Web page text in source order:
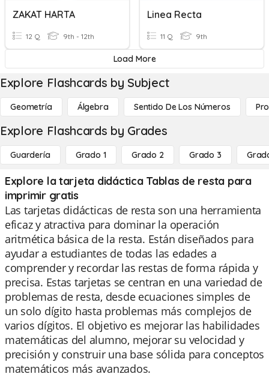
ZAKAT HARTA
12 Q 9th - 12th
Linea Recta
11 Q 9th
Load More
Explore Flashcards by Subject
Geometría Álgebra Sentido De Los Números
Explore Flashcards by Grades
Guardería Grado 1 Grado 2 Grado 3
Explore la tarjeta didáctica Tablas de resta para
imprimir gratis
Las tarjetas didácticas de resta son una herramienta
eficaz y atractiva para dominar la operación
aritmética básica de la resta. Están diseñados para
ayudar a estudiantes de todas las edades a
comprender y recordar las restas de forma rápida y
precisa. Estas tarjetas se centran en una variedad de
problemas de resta, desde ecuaciones simples de
un solo dígito hasta problemas más complejos de
varios dígitos. El objetivo es mejorar las habilidades
matemáticas del alumno, mejorar su velocidad y
precisión y construir una base sólida para conceptos
matemáticos más avanzados.